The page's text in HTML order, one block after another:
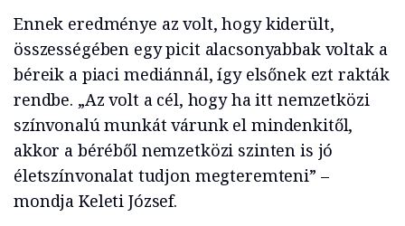
Ennek eredménye az volt, hogy kiderült,
összességében egy picit alacsonyabbak voltak a
béreik a piaci mediánnál, így elsőnek ezt rakták
rendbe. „Az volt a cél, hogy ha itt nemzetközi
színvonalú munkát várunk el mindenkitől,
akkor a béréből nemzetközi szinten is jó
életszínvonalat tudjon megteremteni” –
mondja Keleti József.